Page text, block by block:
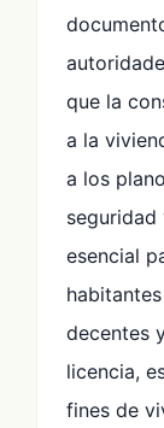
que la
a la
a los
seguridad
esencial
decentes
licencia,
fines de